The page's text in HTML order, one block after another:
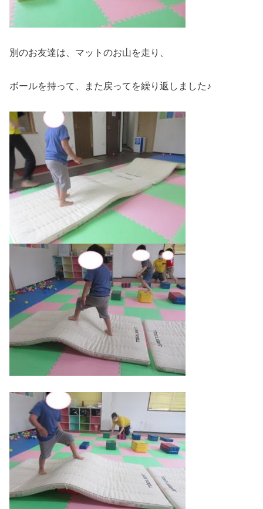
別のお友達は、マットのお山を走り、
ボールを持って、また戻ってを繰り返しました♪